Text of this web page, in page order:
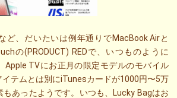
ど、だいたいは例年通りでMacBook Airと
の(PRODUCT) REDで、いつものように
Apple TVにお正月の限定モデルのモバイル
テムとは別にiTunesカードが1000円〜5万
もあったようです。いつも、Lucky Bagはお